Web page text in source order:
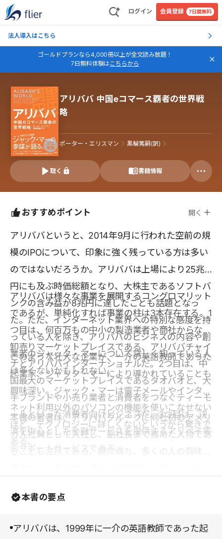
ログイン 会員登録 7日間無料
法人導入はこちら
ゴールドプランなら4,000冊以上が全文読み放題！
7日無料体験はこちらから
アリババ 中国eコマース覇者の世界戦
略
ポーター・エリスマン 黒輪篤嗣(訳)
聴く 書籍情報
おすすめポイント 開く
アリババというと、2014年9月に行われた空前の規
模のIPOについて、印象に強く残っている方は多い
のではないだろうか。アリババは上場により25兆
円にも及ぶ時価総額となり、大株主であるソフトバ
ンクの含み益が8兆円に達したことも話題となっ
た。ただ、インターネット業界への特別な感度を持
っている人を除き、アリババのビジネスの内容や創
業者のジャック・マーについて詳しく知っている人
は多くないかもしれない。
アリババは様々な事業を展開するコングロマリット
であるが、単純化すれば事業の柱は3本存在する。1
つ目は、何百万もの中小の製造業者や商社からなる
卸売りマーケットプレイスである、アリババチャイ
ナとアリババインターナショナルだ。2つ目は、中
国最大のマーケットプレイスであるタオバオと、大
手ブランドや小売り業者と消費者をつなぐティーモ
ールといった消費者向けビジネスだ。3つ目は、決
済を中心とした金融サービスを提供するアリペイ等
のサポートサービスである。
このような壮大な企業が、一介の英語教師であった
起業家、ジャック・マーにより導かれていることも
興味深い。ジャック・マーは電子メールやインター
ネット利用以外のパソコンの機能を使いこなせない
ほど、テクノロジーに詳しくないというから驚きで
ある。
本書の著者は、アリババグループに同社初のアメリ
カ人社員として入社し、副社長まで務めた人物であ
ることも注目である。謎に満ち、多くの人の興味を
コンバレーに負けないチャイナドリームが鮮やかに
本書の要点
アリババは、1999年に一介の英語教師であった起